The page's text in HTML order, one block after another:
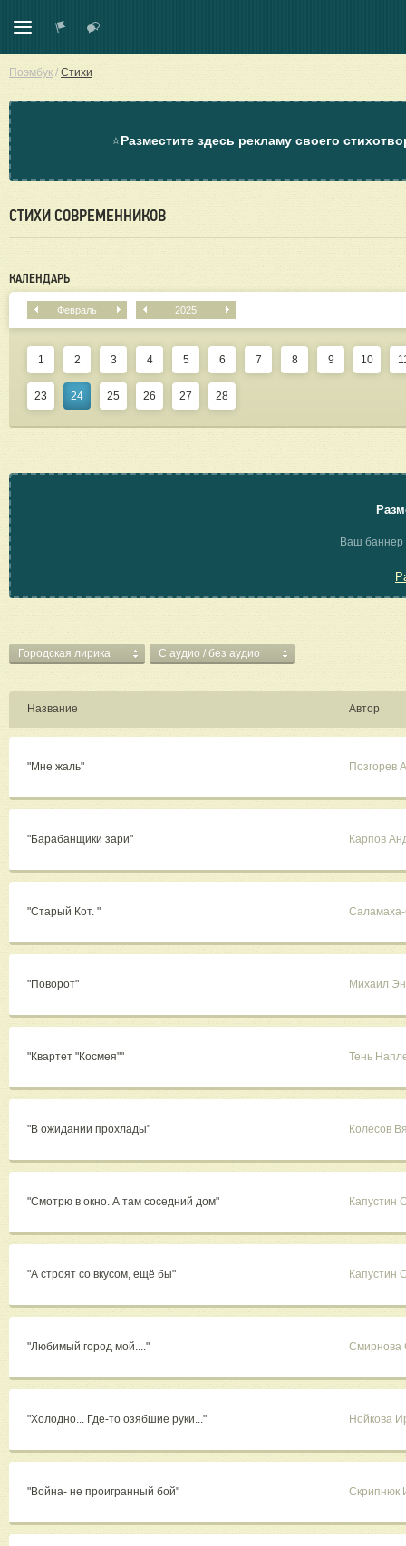
Поэмбук / Стихи
⭐Разместите здесь рекламу своего
СТИХИ СОВРЕМЕННИКОВ
КАЛЕНДАРЬ
Февраль 2025
1 2 3 4 5 6 7 8 9 10
23 24 25 26 27 28
Ваш баннер
Городская лирика C аудио / без аудио
Название Автор
"Мне жаль" Позгорев
"Барабанщики зари" Карпов
"Старый Кот. "
"Поворот" Михаил
"Квартет "Космея"" Тень
"В ожидании прохлады" Колесов
"Смотрю в окно. А там соседний дом" Капустин
"А строят со вкусом, ещё бы" Капустин
"Любимый город мой...." Смирнова
"Холодно... Где-то озябшие руки..." Нойкова
"Война- не проигранный бой" Скрипнюк